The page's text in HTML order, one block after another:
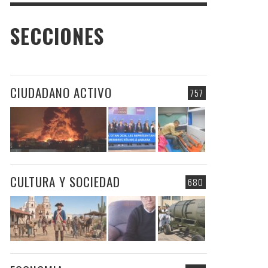
SECCIONES
757
CIUDADANO ACTIVO
680
CULTURA Y SOCIEDAD